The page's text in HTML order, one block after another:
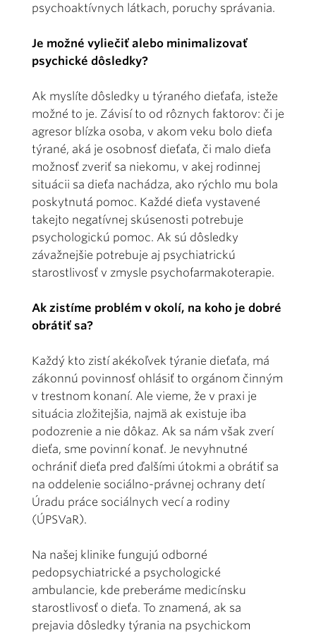
psychoaktívnych látkach, poruchy správania.
Je možné vyliečiť alebo minimalizovať
psychické dôsledky?
Ak myslíte dôsledky u týraného dieťaťa, isteže
možné to je. Závisí to od rôznych faktorov: či je
agresor blízka osoba, v akom veku bolo dieťa
týrané, aká je osobnosť dieťaťa, či malo dieťa
možnosť zveriť sa niekomu, v akej rodinnej
situácii sa dieťa nachádza, ako rýchlo mu bola
poskytnutá pomoc. Každé dieťa vystavené
takejto negatívnej skúsenosti potrebuje
psychologickú pomoc. Ak sú dôsledky
závažnejšie potrebuje aj psychiatrickú
starostlivosť v zmysle psychofarmakoterapie.
Ak zistíme problém v okolí, na koho je dobré
obrátiť sa?
Každý kto zistí akékoľvek týranie dieťaťa, má
zákonnú povinnosť ohlásiť to orgánom činným
v trestnom konaní. Ale vieme, že v praxi je
situácia zložitejšia, najmä ak existuje iba
podozrenie a nie dôkaz. Ak sa nám však zverí
dieťa, sme povinní konať. Je nevyhnutné
ochrániť dieťa pred ďalšími útokmi a obrátiť sa
na oddelenie sociálno-právnej ochrany detí
Úradu práce sociálnych vecí a rodiny
(ÚPSVaR).
Na našej klinike fungujú odborné
pedopsychiatrické a psychologické
ambulancie, kde preberáme medicínsku
starostlivosť o dieťa. To znamená, ak sa
prejavia dôsledky týrania na psychickom